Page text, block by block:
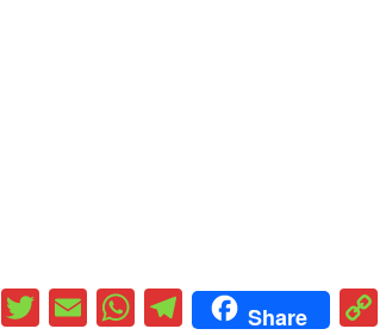
Facebook
Twitter
EmailWhatsApp
Telegram
Share